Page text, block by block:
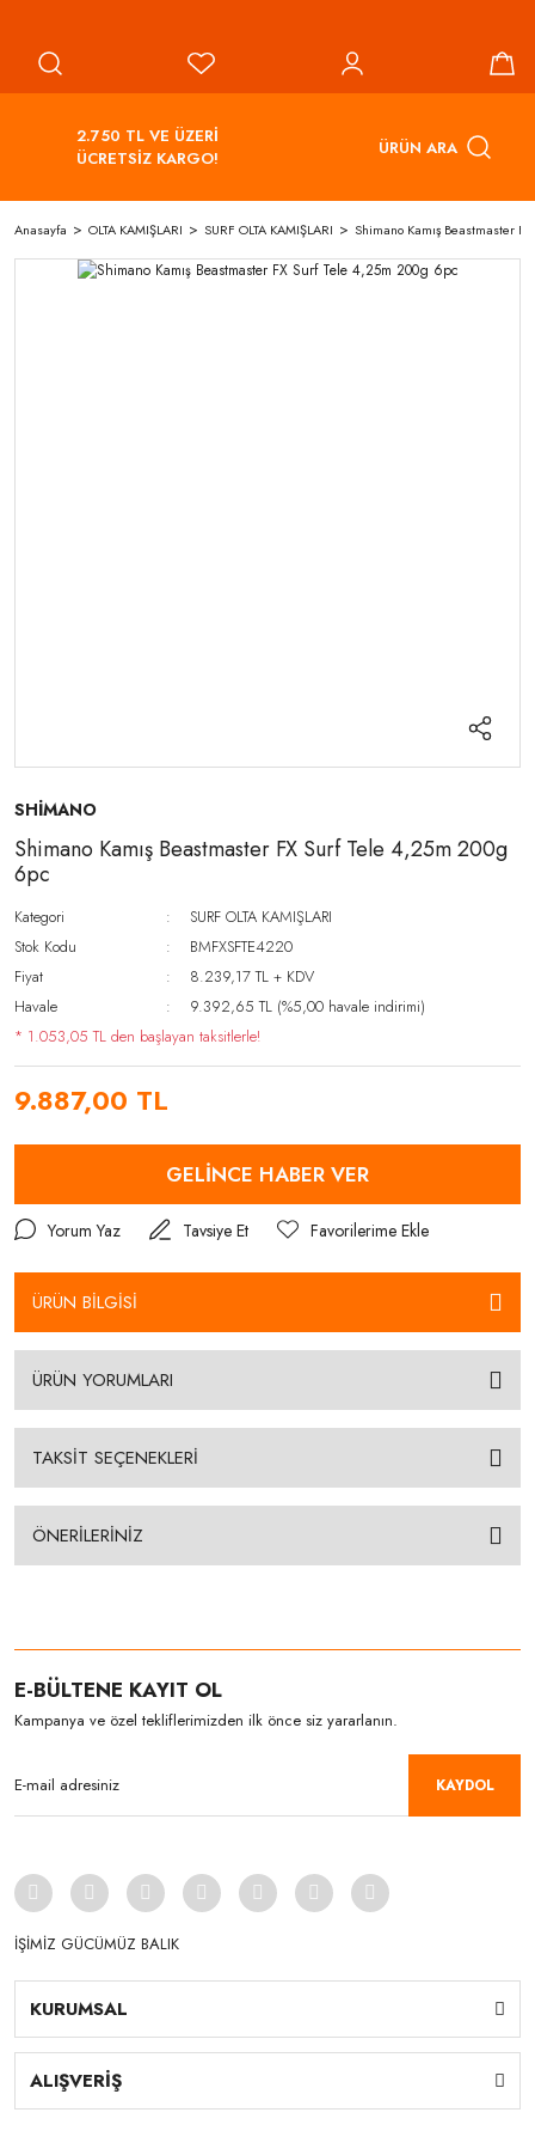
2.750 TL VE ÜZERİ
ÜCRETSİZ KARGO!
ÜRÜN ARA
Anasayfa OLTA KAMIŞLARI SURF OLTA KAMIŞLARI Shimano Kamış Beastmaster
SHİMANO
Shimano Kamış Beastmaster FX Surf Tele 4,25m 200g
6pc
Kategori
SURF OLTA KAMIŞLARI
Stok Kodu
BMFXSFTE4220
Fiyat
8.239,17 TL + KDV
Havale
9.392,65 TL (%5,00 havale indirimi)
* 1.053,05 TL den başlayan taksitlerle!
9.887,00 TL
GELİNCE HABER VER
Yorum Yaz Tavsiye Et
ÜRÜN BİLGİSİ
ÜRÜN YORUMLARI
TAKSİT SEÇENEKLERİ
ÖNERİLERİNİZ
E-BÜLTENE KAYIT OL
Kampanya ve özel tekliflerimizden ilk önce siz yararlanın.
KAYDOL
İŞİMİZ GÜCÜMÜZ BALIK
KURUMSAL
ALIŞVERİŞ